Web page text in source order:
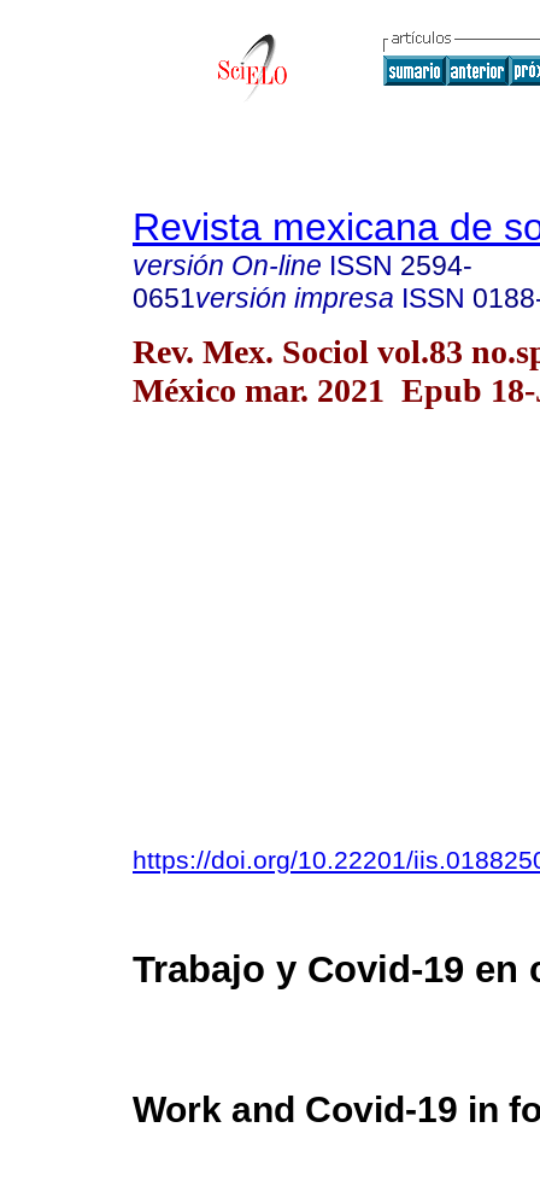
Revista mexicana de
versión On-line ISSN 2594-
0651versión impresa ISSN
Rev. Mex. Sociol vol.83
México mar. 2021 Epub
https://doi.org/10.22201/
Trabajo y Covid-19
Work and Covid-19 in